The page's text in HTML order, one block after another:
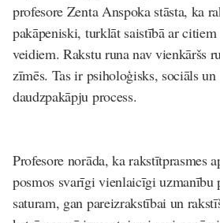
profesore Zenta Anspoka stāsta, ka
pakāpeniski, turklāt saistībā ar citiem
veidiem. Rakstu runa nav vienkāršs
zīmēs. Tas ir psiholoģisks, sociāls
daudzpakāpju process.
Profesore norāda, ka rakstītprasmes
posmos svarīgi vienlaicīgi uzmanību
saturam, gan pareizrakstībai un